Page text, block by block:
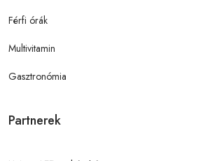
Férfi órák
Multivitamin
Gasztronómia
Partnerek